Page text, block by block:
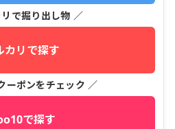
で掘り出し物 ／
カリで探す
ーポンをチェック ／
で探す